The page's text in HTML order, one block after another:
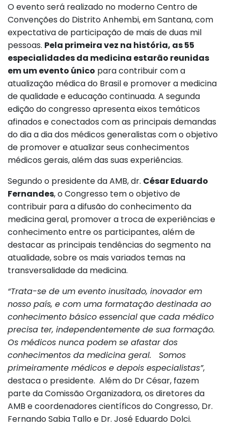
O evento será realizado no moderno Centro de
Convenções do Distrito Anhembi, em Santana, com
expectativa de participação de mais de duas mil
pessoas. Pela primeira vez na história, as 55
especialidades da medicina estarão reunidas
em um evento único para contribuir com a
atualização médica do Brasil e promover a medicina
de qualidade e educação continuada. A segunda
edição do congresso apresenta eixos temáticos
afinados e conectados com as principais demandas
do dia a dia dos médicos generalistas com o objetivo
de promover e atualizar seus conhecimentos
médicos gerais, além das suas experiências.
Segundo o presidente da AMB, dr. César Eduardo
Fernandes, o Congresso tem o objetivo de
contribuir para a difusão do conhecimento da
medicina geral, promover a troca de experiências e
conhecimento entre os participantes, além de
destacar as principais tendências do segmento na
atualidade, sobre os mais variados temas na
transversalidade da medicina.
“Trata-se de um evento inusitado, inovador em
nosso país, e com uma formatação destinada ao
conhecimento básico essencial que cada médico
precisa ter, independentemente de sua formação.
Os médicos nunca podem se afastar dos
conhecimentos da medicina geral. Somos
primeiramente médicos e depois especialistas”,
destaca o presidente. Além do Dr César, fazem
parte da Comissão Organizadora, os diretores da
AMB e coordenadores científicos do Congresso, Dr.
Fernando Sabia Tallo e Dr. José Eduardo Dolci.